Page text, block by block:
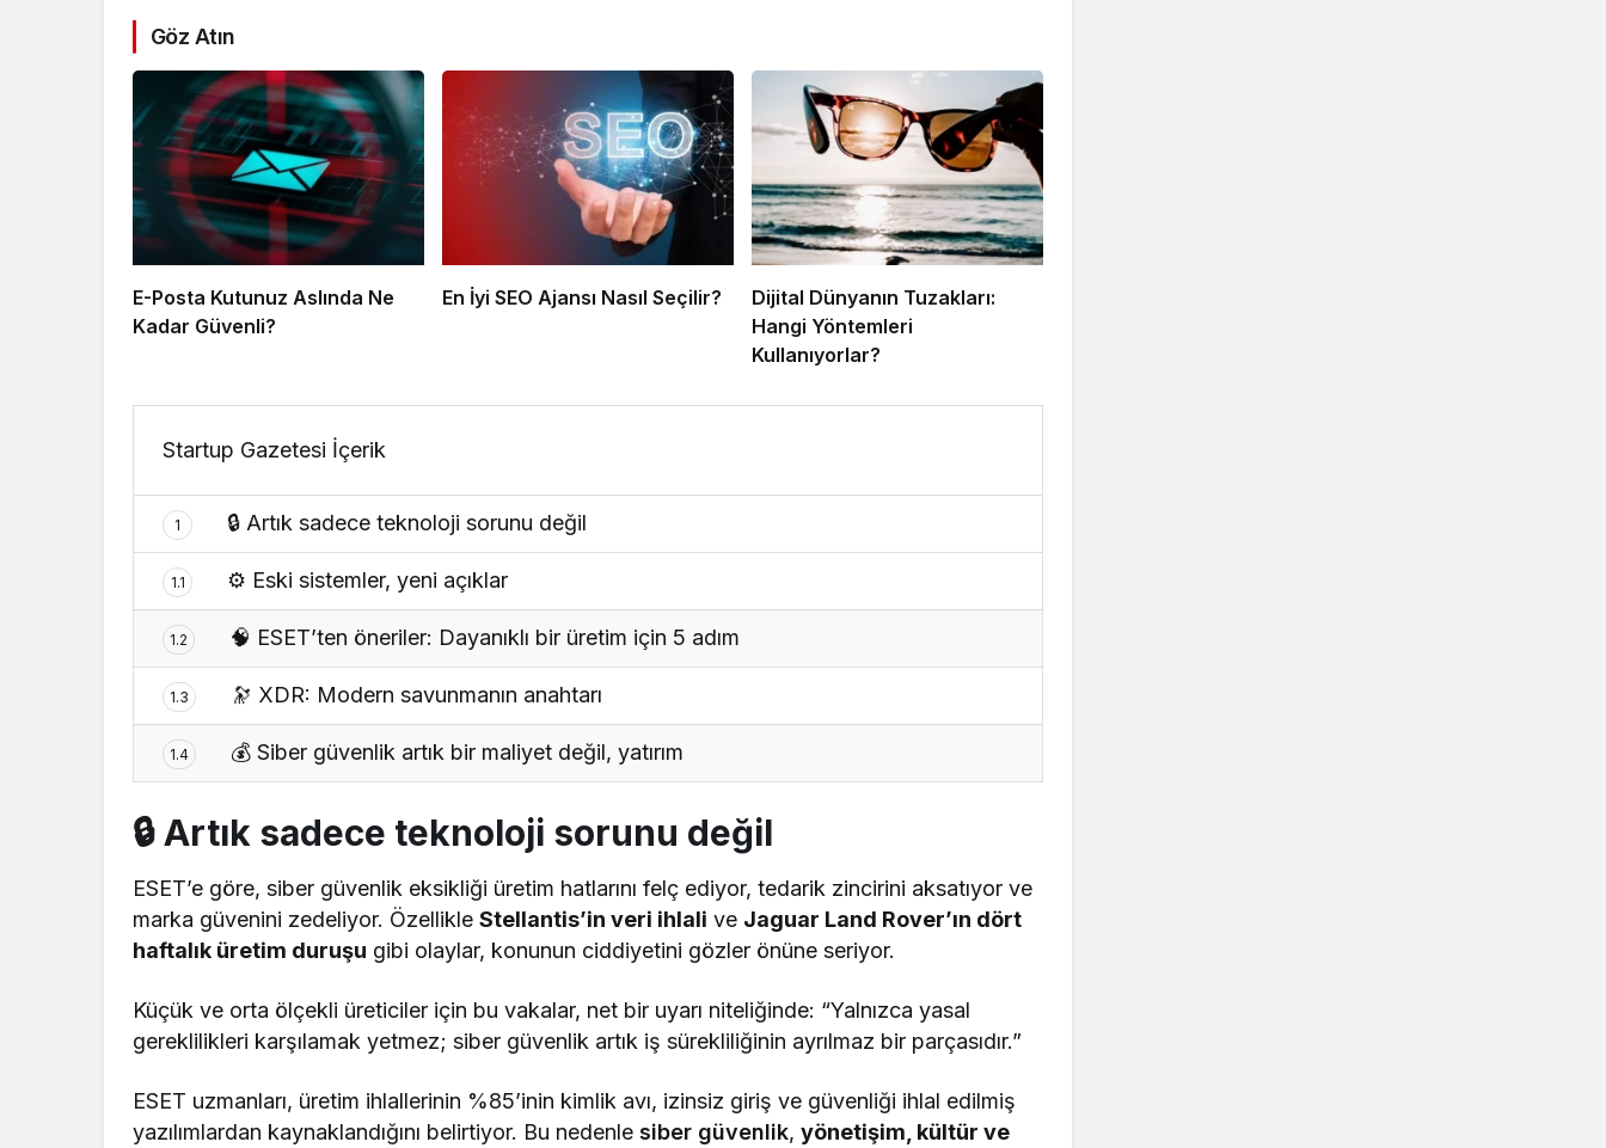
Göz Atın
E-Posta Kutunuz Aslında Ne
Kadar Güvenli?
En İyi SEO Ajansı Nasıl Seçilir?
Dijital Dünyanın Tuzakları:
Hangi Yöntemleri
Kullanıyorlar?
Startup Gazetesi İçerik
1 🔒 Artık sadece teknoloji sorunu değil
1.1 ⚙️ Eski sistemler, yeni açıklar
1.2 🧠 ESET’ten öneriler: Dayanıklı bir üretim için 5 adım
1.3 🔭 XDR: Modern savunmanın anahtarı
1.4 💰 Siber güvenlik artık bir maliyet değil, yatırım
🔒 Artık sadece teknoloji sorunu değil
ESET’e göre, siber güvenlik eksikliği üretim hatlarını felç ediyor, tedarik zincirini aksatıyor ve
marka güvenini zedeliyor. ÖzellikleStellantis’in veri ihlali ve Jaguar Land Rover’ın dört
haftalık üretim duruşu gibi olaylar, konunun ciddiyetini gözler önüne seriyor.
Küçük ve orta ölçekli üreticiler için bu vakalar, net bir uyarı niteliğinde: “Yalnızca yasal
gereklilikleri karşılamak yetmez; siber güvenlik artık iş sürekliliğinin ayrılmaz bir parçasıdır.”
ESET uzmanları, üretim ihlallerinin %85’inin kimlik avı, izinsiz giriş ve güvenliği ihlal edilmiş
yazılımlardan kaynaklandığını belirtiyor. Bu nedenlesiber güvenlik,yönetişim, kültür ve